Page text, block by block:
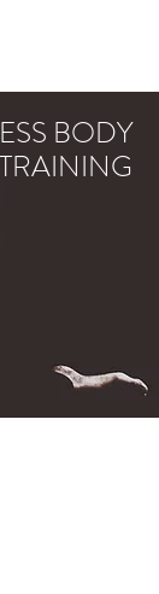
BODY
TRAINING